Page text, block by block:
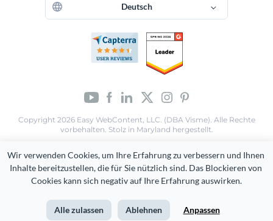
Wir verwenden Cookies, um Ihre Erfahrung zu verbessern und Ihnen
Inhalte bereitzustellen, die für Sie nützlich sind. Das Blockieren von
Cookies kann sich negativ auf Ihre Erfahrung auswirken.
Alle zulassen Ablehnen Anpassen
Deutsch
Copyright 2026 Easy WebContent, LLC. (DBA Visme). Alle Rechte
vorbehalten. Stolz in Maryland hergestellt.
Nutzungsbedingungen
Datenschutz-Bestimmungen
Seitenverzeichnis